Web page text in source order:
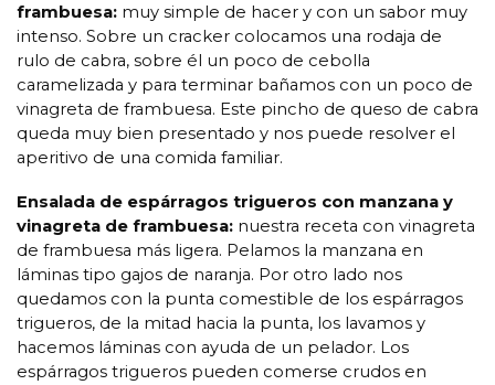
frambuesa: muy simple de hacer y con un sabor muy
intenso. Sobre un cracker colocamos una rodaja de
rulo de cabra, sobre él un poco de cebolla
caramelizada y para terminar bañamos con un poco de
vinagreta de frambuesa. Este pincho de queso de cabra
queda muy bien presentado y nos puede resolver el
aperitivo de una comida familiar.
Ensalada de espárragos trigueros con manzana y
vinagreta de frambuesa: nuestra receta con vinagreta
de frambuesa más ligera. Pelamos la manzana en
láminas tipo gajos de naranja. Por otro lado nos
quedamos con la punta comestible de los espárragos
trigueros, de la mitad hacia la punta, los lavamos y
hacemos láminas con ayuda de un pelador. Los
espárragos trigueros pueden comerse crudos en